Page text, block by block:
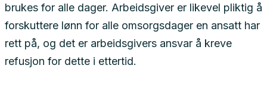
brukes for alle dager. Arbeidsgiver er likevel pliktig å
forskuttere lønn for alle omsorgsdager en ansatt har
rett på, og det er arbeidsgivers ansvar å kreve
refusjon for dette i ettertid.